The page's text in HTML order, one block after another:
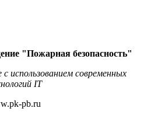
"Пожарная безопасность"
использованием современных
IT
pb.ru